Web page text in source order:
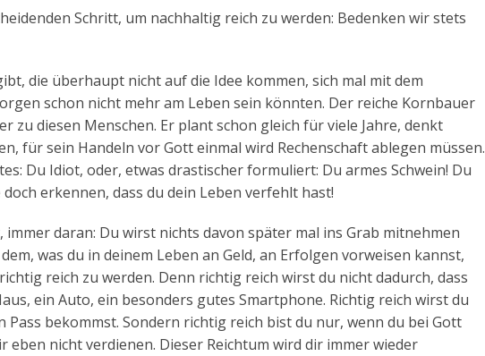
Schritt, um nachhaltig reich zu werden: Bedenken wir stets
die überhaupt nicht auf die Idee kommen, sich mal mit dem
schon nicht mehr am Leben sein könnten. Der reiche Kornbauer
zu diesen Menschen. Er plant schon gleich für viele Jahre, denkt
für sein Handeln vor Gott einmal wird Rechenschaft ablegen müssen.
Du Idiot, oder, etwas drastischer formuliert: Du armes Schwein! Du
erkennen, dass du dein Leben verfehlt hast!
immer daran: Du wirst nichts davon später mal ins Grab mitnehmen
was du in deinem Leben an Geld, an Erfolgen vorweisen kannst,
reich zu werden. Denn richtig reich wirst du nicht dadurch, dass
ein Auto, ein besonders gutes Smartphone. Richtig reich wirst du
Pass bekommst. Sondern richtig reich bist du nur, wenn du bei Gott
eben nicht verdienen. Dieser Reichtum wird dir immer wieder